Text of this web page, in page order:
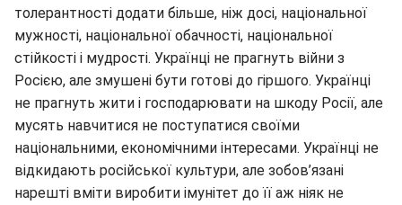
толерантності додати більше, ніж досі, національної
мужності, національної обачності, національної
стійкості і мудрості. Українці не прагнуть війни з
Росією, але змушені бути готові до гіршого. Українці
не прагнуть жити і господарювати на шкоду Росії, але
мусять навчитися не поступатися своїми
національними, економічними інтересами. Українці не
відкидають російської культури, але зобов’язані
нарешті вміти виробити імунітет до її аж ніяк не